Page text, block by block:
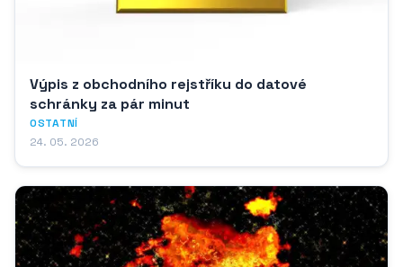
Výpis z obchodního rejstříku do datové
schránky za pár minut
OSTATNÍ
24. 05. 2026